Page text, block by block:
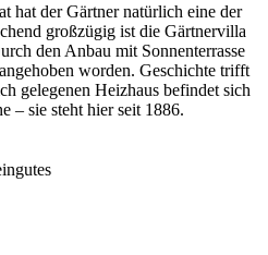
hat der Gärtner natürlich eine der
großzügig ist die Gärtnervilla
den Anbau mit Sonnenterrasse
worden. Geschichte trifft
gelegenen Heizhaus befindet sich
– sie steht hier seit 1886.